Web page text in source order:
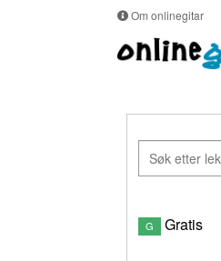
Om onlinegitar
G Gratis